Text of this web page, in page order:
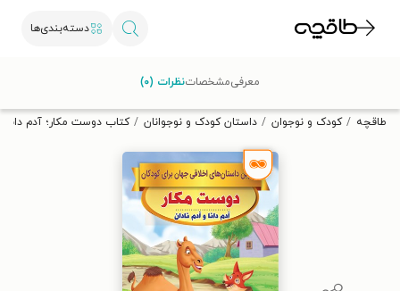
دسته‌بندی‌ها
تخفیف از طاقچه دریافت کن.
طاقچه کودک و نوجوان داستان کودک و نوجوانان کتاب دوست مکار؛ آدم دانا
معرفیمشخصاتنظرات (۰)